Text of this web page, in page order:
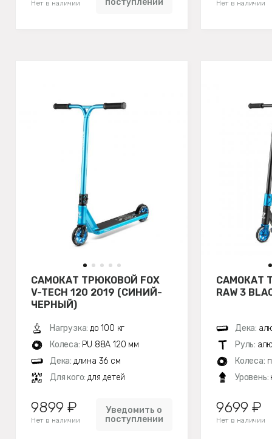
Нет в наличии
поступлении
Нет в наличии
САМОКАТ ТРЮКОВОЙ FOX
V-TECH 120 2019 (СИНИЙ-
ЧЕРНЫЙ)
Нагрузка: до 100 кг
Колеса: PU 88A 120 мм
Дека: длина 36 см
Для кого: для детей
9899 ₽
Нет в наличии
Уведомить о
поступлении
САМОКАТ
RAW 3
Дека:
Руль:
Колеса:
Уровень:
9699 ₽
Нет в наличии